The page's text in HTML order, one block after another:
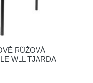
RŮŽOVÁ
WLL TJARDA